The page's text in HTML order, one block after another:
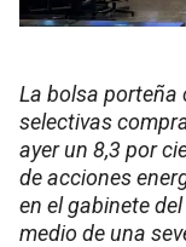
La bolsa porteña
selectivas
ayer un 8,3 por
de acciones
en el gabinete
medio de una